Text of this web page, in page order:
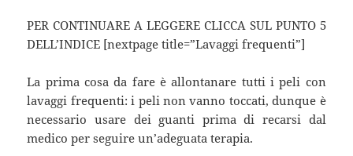
PER CONTINUARE A LEGGERE CLICCA SUL PUNTO 5
DELL’INDICE [nextpage title=”Lavaggi frequenti”]
La prima cosa da fare è allontanare tutti i peli con
lavaggi frequenti: i peli non vanno toccati, dunque è
necessario usare dei guanti prima di recarsi dal
medico per seguire un’adeguata terapia.